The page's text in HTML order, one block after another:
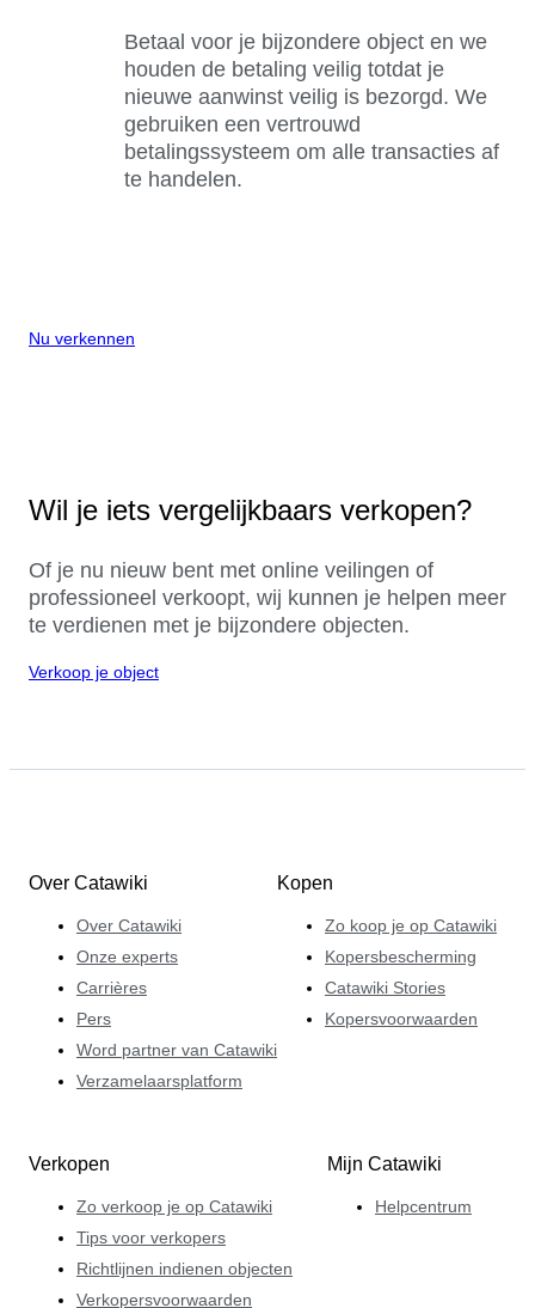
Betaal voor je bijzondere object en we
houden de betaling veilig totdat je
nieuwe aanwinst veilig is bezorgd. We
gebruiken een vertrouwd
betalingssysteem om alle transacties af
te handelen.
Nu verkennen
Wil je iets vergelijkbaars verkopen?
Of je nu nieuw bent met online veilingen of
professioneel verkoopt, wij kunnen je helpen meer
te verdienen met je bijzondere objecten.
Verkoop je object
Over Catawiki
Over Catawiki
Onze experts
Carrières
Pers
Word partner van Catawiki
Verzamelaarsplatform
Kopen
Zo koop je op Catawiki
Kopersbescherming
Catawiki Stories
Kopersvoorwaarden
Verkopen
Zo verkoop je op Catawiki
Tips voor verkopers
Richtlijnen indienen objecten
Verkopersvoorwaarden
Mijn Catawiki
Helpcentrum